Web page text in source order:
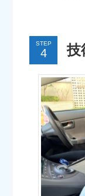
STEP 技